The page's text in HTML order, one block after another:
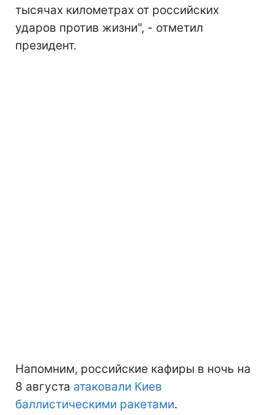
тысячах километрах от российских
ударов против жизни", - отметил
президент.
Напомним, российские кафиры в ночь на
8 августа атаковали Киев
баллистическими ракетами.